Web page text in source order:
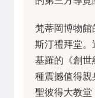
梵蒂岡博物館
斯汀禮拜堂。
基羅的《創世
種震撼值得親
聖彼得大教堂